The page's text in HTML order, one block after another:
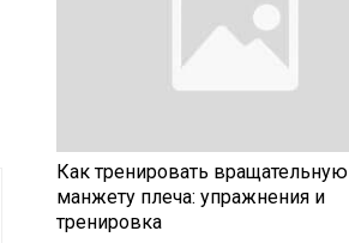
Как тренировать вращательную
манжету плеча: упражнения и
тренировка